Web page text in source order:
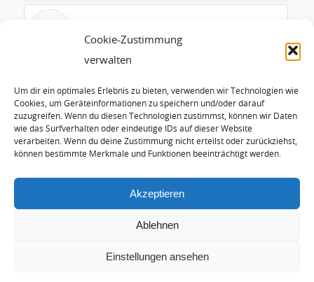
Cookie-Zustimmung
verwalten
Um dir ein optimales Erlebnis zu bieten, verwenden wir Technologien wie
Cookies, um Geräteinformationen zu speichern und/oder darauf
zuzugreifen. Wenn du diesen Technologien zustimmst, können wir Daten
wie das Surfverhalten oder eindeutige IDs auf dieser Website
verarbeiten. Wenn du deine Zustimmung nicht erteilst oder zurückziehst,
können bestimmte Merkmale und Funktionen beeinträchtigt werden.
Akzeptieren
Ablehnen
Einstellungen ansehen
Bankok
Anteil der EE am
Bruttostromverbrauch